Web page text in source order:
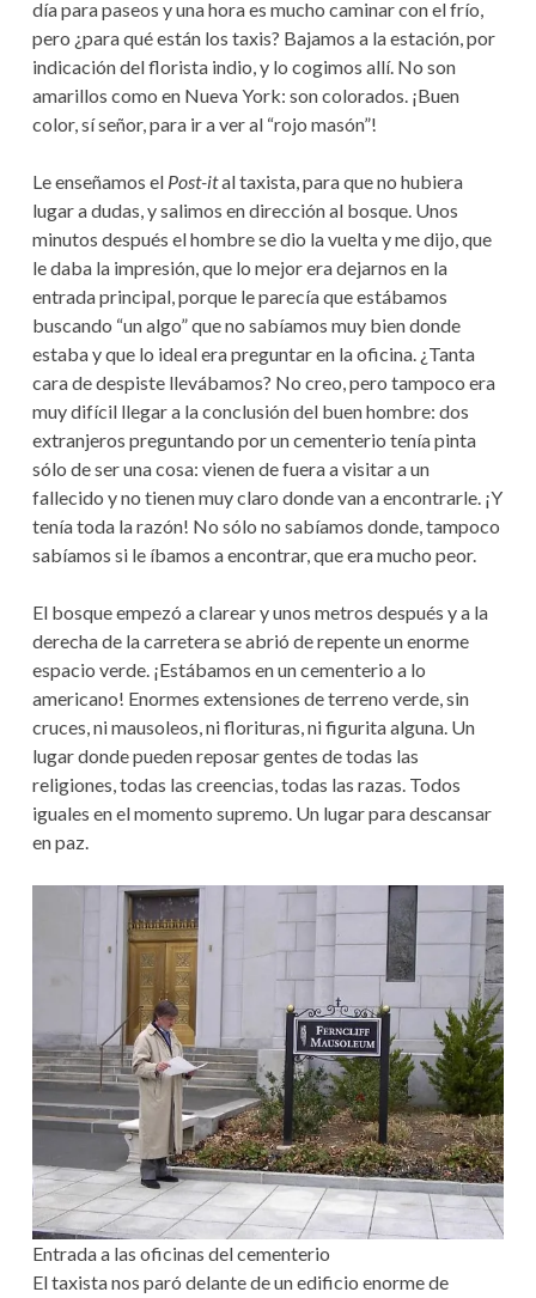
día para paseos y una hora es mucho caminar con el frío,
pero ¿para qué están los taxis? Bajamos a la estación, por
indicación del florista indio, y lo cogimos allí. No son
amarillos como en Nueva York: son colorados. ¡Buen
color, sí señor, para ir a ver al “rojo masón”!
Le enseñamos el Post-ital taxista, para que no hubiera
lugar a dudas, y salimos en dirección al bosque. Unos
minutos después el hombre se dio la vuelta y me dijo, que
le daba la impresión, que lo mejor era dejarnos en la
entrada principal, porque le parecía que estábamos
buscando “un algo” que no sabíamos muy bien donde
estaba y que lo ideal era preguntar en la oficina. ¿Tanta
cara de despiste llevábamos? No creo, pero tampoco era
muy difícil llegar a la conclusión del buen hombre: dos
extranjeros preguntando por un cementerio tenía pinta
sólo de ser una cosa: vienen de fuera a visitar a un
fallecido y no tienen muy claro donde van a encontrarle. ¡Y
tenía toda la razón! No sólo no sabíamos donde, tampoco
sabíamos si le íbamos a encontrar, que era mucho peor.
El bosque empezó a clarear y unos metros después y a la
derecha de la carretera se abrió de repente un enorme
espacio verde. ¡Estábamos en un cementerio a lo
americano! Enormes extensiones de terreno verde, sin
cruces, ni mausoleos, ni florituras, ni figurita alguna. Un
lugar donde pueden reposar gentes de todas las
religiones, todas las creencias, todas las razas. Todos
iguales en el momento supremo. Un lugar para descansar
en paz.
Entrada a las oficinas del cementerio
El taxista nos paró delante de un edificio enorme de